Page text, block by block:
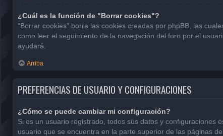
¿Cuál es la función de "Borrar cookies"?
"Borrar cookies" borra las cookies creadas por phpBB, las
como leer el seguimiento de la navegación del foro por el
ayudará.
Arriba
PREFERENCIAS DE USUARIO Y CONFIGURACIONES
¿Cómo se puede cambiar mi configuración?
Si es un usuario registrado, todos sus datos y configuraciones
usuario que se encuentra en la parte superior de las páginas